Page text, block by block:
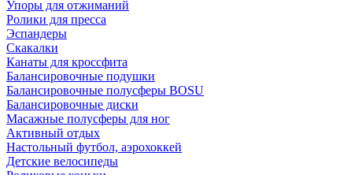
Упоры для отжиманий
Ролики для пресса
Эспандеры
Скакалки
Канаты для кроссфита
Балансировочные подушки
Балансировочные полусферы BOSU
Балансировочные диски
Масажные полусферы для ног
Активный отдых
Настольный футбол, аэрохоккей
Детские велосипеды